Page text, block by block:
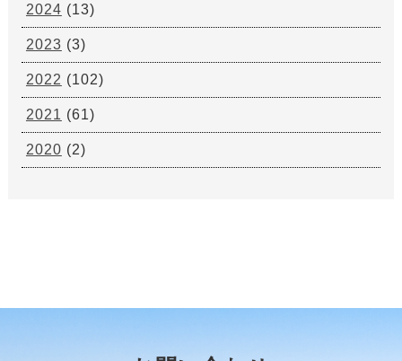
2024 (13)
2023 (3)
2022 (102)
2021 (61)
2020 (2)